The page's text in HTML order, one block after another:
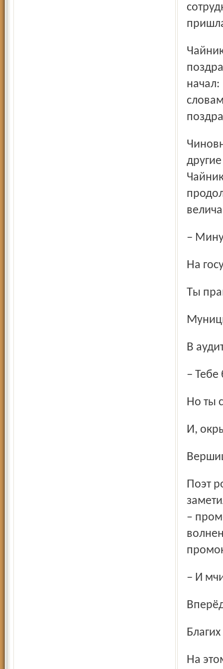
Чайников встал, прижал дрожащими руками открытку с
Чиновник обвёл глазами зал: одни скучали, тайком зевая,
–
На
Ты
В
–
Но ты
И,
Поэт робко юркнул глазами в сторону начальницы и
–
– И
На этом слове голос читавшего прервался. За окном